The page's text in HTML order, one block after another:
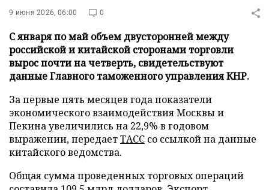
9 июня 2026, 06:00 0
С января по май объем двусторонней между
российской и китайской сторонами торговли
вырос почти на четверть, свидетельствуют
данные Главного таможенного управления КНР.
За первые пять месяцев года показатели
экономического взаимодействия Москвы и
Пекина увеличились на 22,9% в годовом
выражении, передаетТАСС со ссылкой на данные
китайского ведомства.
Общая сумма проведенных торговых операций